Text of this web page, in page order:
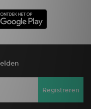
Registreren